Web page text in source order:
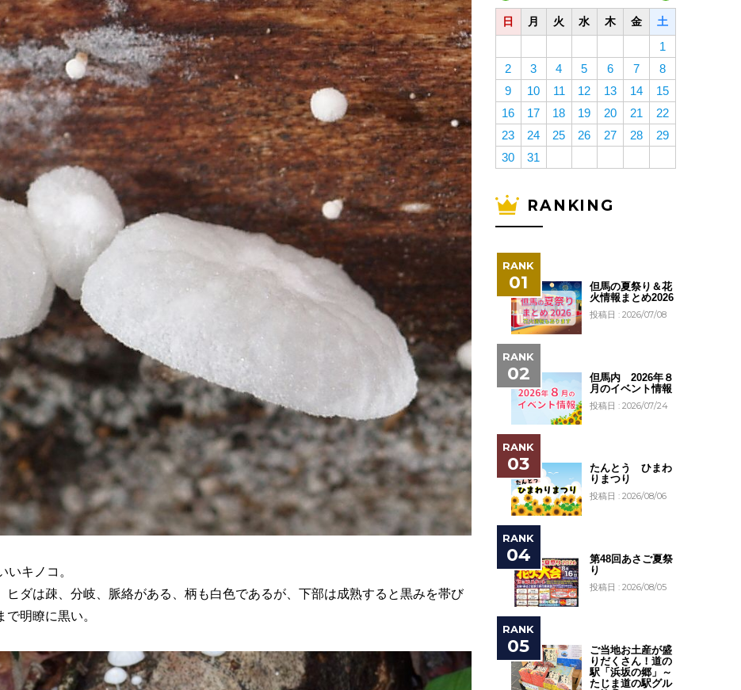
いキノコ。
ダは疎、分岐、脈絡がある、柄も白色であるが、下部は成熟すると黒みを帯び
明瞭に黒い。
日 月 火 水 木 金 土
1
2
3 4 5 6 7
8
9
10 11 12 13 14
15
16
17 18 19 20 21
22
23
24 25 26 27 28
29
30
31
RANKING
但馬の夏祭り＆花
火情報まとめ2026
投稿日 : 2026/07/08
但馬内 2026年８
月のイベント情報
投稿日 : 2026/07/24
たんとう ひまわ
りまつり
投稿日 : 2026/08/06
第48回あさご夏祭
り
投稿日 : 2026/08/05
ご当地お土産が盛
りだくさん！道の
駅「浜坂の郷」～
たじま道の駅グル